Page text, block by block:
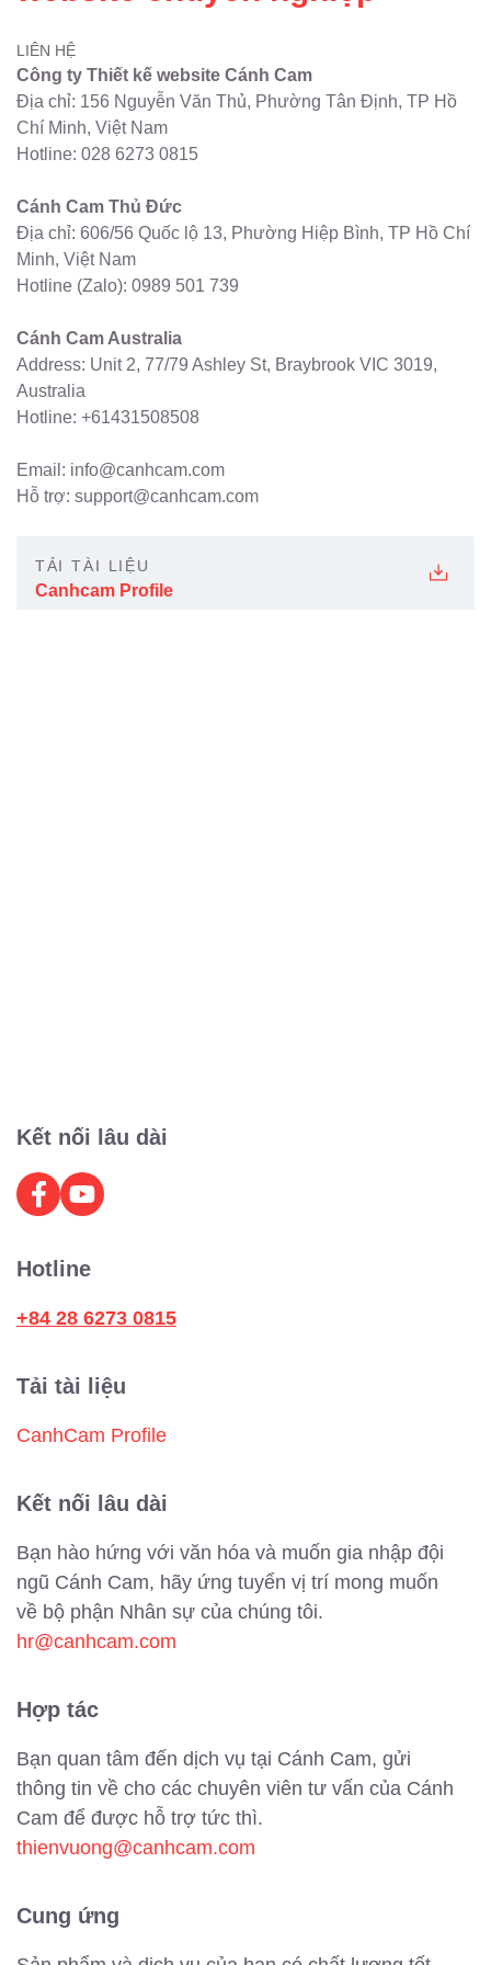
LIÊN HỆ
Công ty Thiết kế website Cánh Cam
Địa chỉ: 156 Nguyễn Văn Thủ, Phường Tân Định, TP Hồ
Chí Minh, Việt Nam
Hotline: 028 6273 0815
Cánh Cam Thủ Đức
Địa chỉ: 606/56 Quốc lộ 13, Phường Hiệp Bình, TP Hồ Chí
Minh, Việt Nam
Hotline (Zalo): 0989 501 739
Cánh Cam Australia
Address: Unit 2, 77/79 Ashley St, Braybrook VIC 3019,
Australia
Hotline: +61431508508
Email: info@canhcam.com
Hỗ trợ: support@canhcam.com
TẢI TÀI LIỆU
Canhcam Profile
Kết nối lâu dài
Hotline
+84 28 6273 0815
Tải tài liệu
CanhCam Profile
Kết nối lâu dài
Bạn hào hứng với văn hóa và muốn gia nhập đội
ngũ Cánh Cam, hãy ứng tuyển vị trí mong muốn
về bộ phận Nhân sự của chúng tôi.
hr@canhcam.com
Hợp tác
Bạn quan tâm đến dịch vụ tại Cánh Cam, gửi
thông tin về cho các chuyên viên tư vấn của Cánh
Cam để được hỗ trợ tức thì.
thienvuong@canhcam.com
Cung ứng